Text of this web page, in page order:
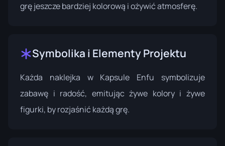
grę jeszcze bardziej kolorową i ożywić atmosferę.
Symbolika i Elementy Projektu
Każda naklejka w Kapsule Enfu symbolizuje
zabawę i radość, emitując żywe kolory i żywe
figurki, by rozjaśnić każdą grę.